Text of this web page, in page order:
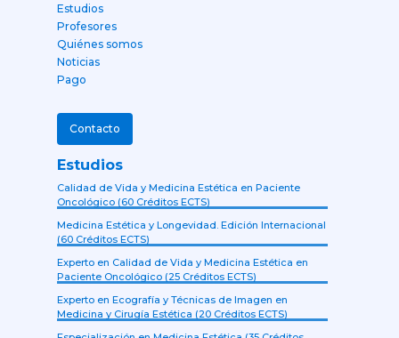
Estudios
Profesores
Quiénes somos
Noticias
Pago
Contacto
Estudios
Calidad de Vida y Medicina Estética en Paciente
Oncológico (60 Créditos ECTS)
Medicina Estética y Longevidad. Edición Internacional
(60 Créditos ECTS)
Experto en Calidad de Vida y Medicina Estética en
Paciente Oncológico (25 Créditos ECTS)
Experto en Ecografía y Técnicas de Imagen en
Medicina y Cirugía Estética (20 Créditos ECTS)